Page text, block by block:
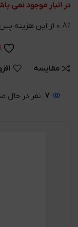
در انبار موجود نمی
0.8% از این هزینه پس از خرید به کیف پول شما واریز می شود
مقایسه
7 نفر در